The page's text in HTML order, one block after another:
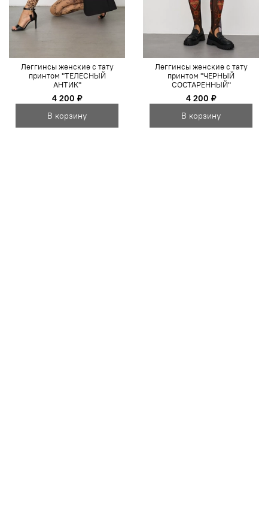
Леггинсы женские с тату
принтом "ТЕЛЕСНЫЙ
АНТИК"
4 200 ₽
В корзину
Леггинсы женские с тату
принтом "ЧЕРНЫЙ
СОСТАРЕННЫЙ"
4 200 ₽
В корзину